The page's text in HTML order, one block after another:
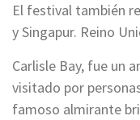
El festival también
y Singapur. Reino
Carlisle Bay, fue un
visitado por
famoso almirante